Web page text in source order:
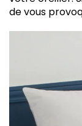
de vous